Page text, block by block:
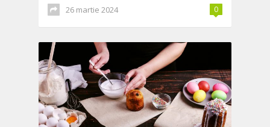
26 martie 2024 0